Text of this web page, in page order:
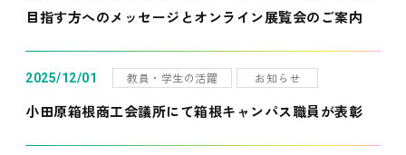
目指す方へのメッセージとオンライン展覧会のご案内
2025/12/01 教員・学生の活躍 お知らせ
小田原箱根商工会議所にて箱根キャンパス職員が表彰